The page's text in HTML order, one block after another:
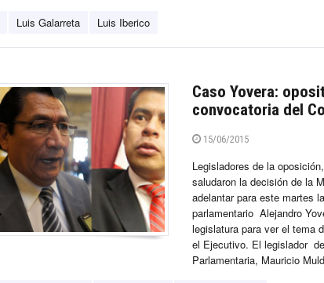
Luis Galarreta Luis Iberico
Caso Yovera:
convocatoria del
15/06/2015
Legisladores de la
saludaron la decisión de la
adelantar para este martes
parlamentario Alejandro
legislatura para ver el tema
el Ejecutivo. El legislador
Parlamentaria, Mauricio